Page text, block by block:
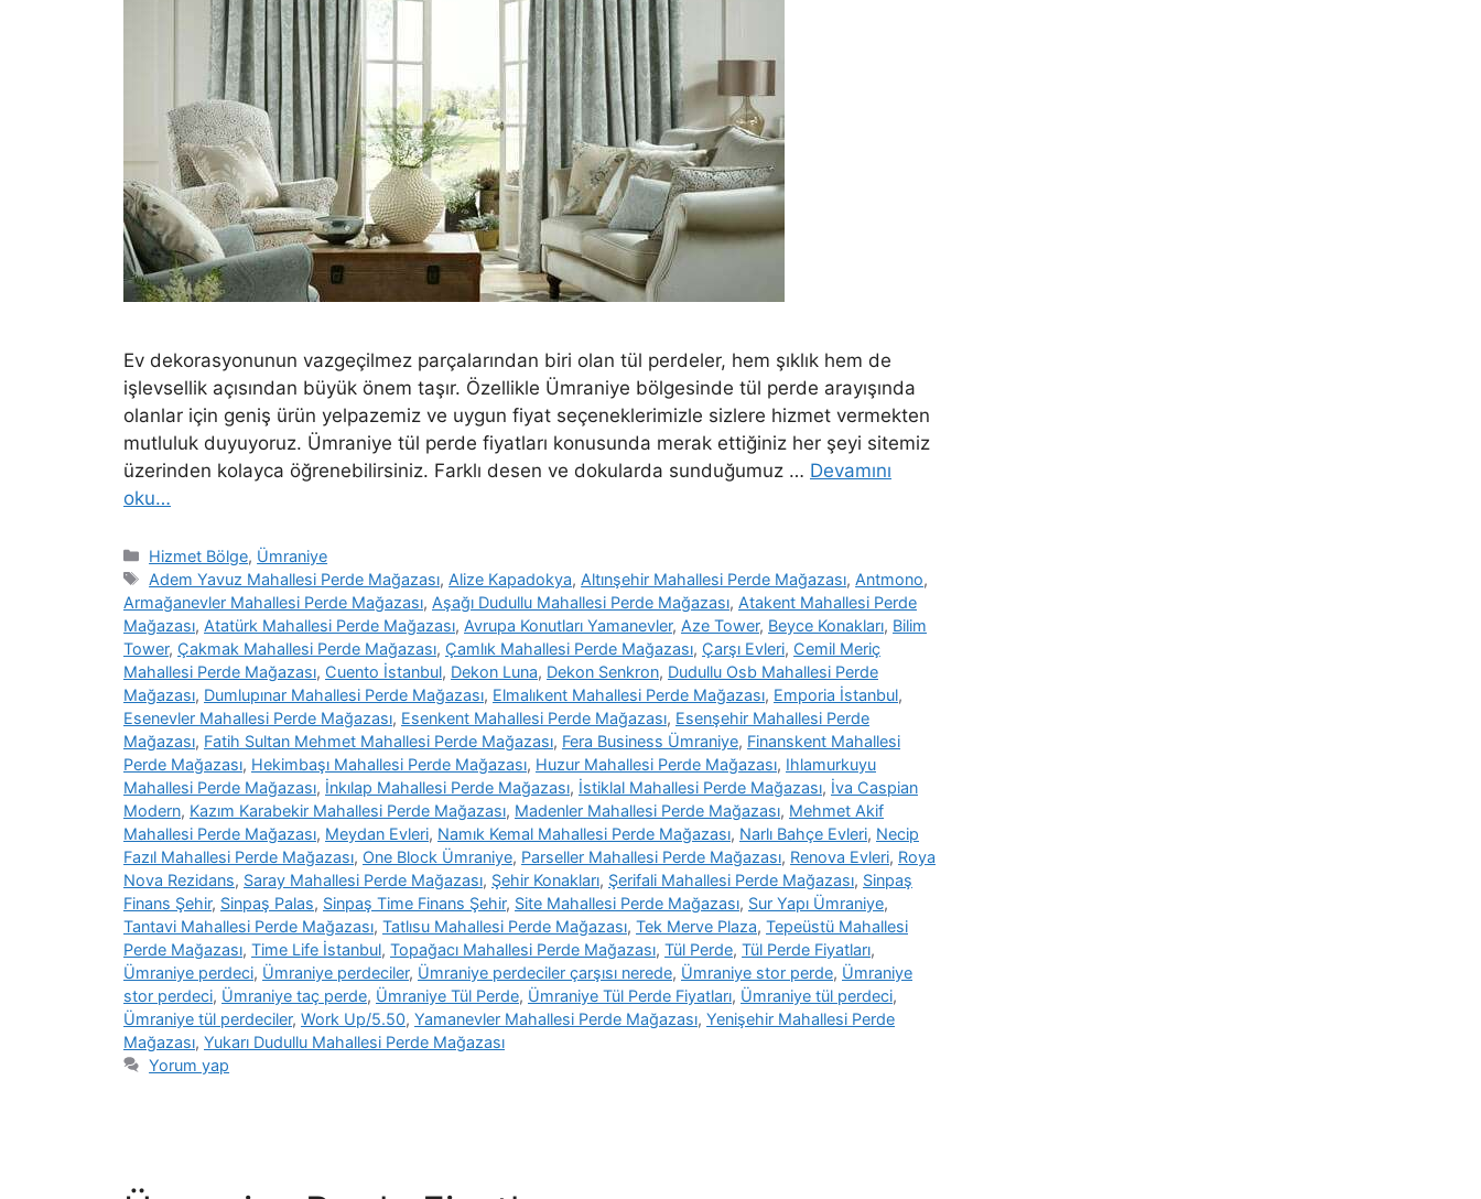
Ev dekorasyonunun vazgeçilmez parçalarından biri olan tül perdeler, hem şıklık hem de
işlevsellik açısından büyük önem taşır. Özellikle Ümraniye bölgesinde tül perde arayışında
olanlar için geniş ürün yelpazemiz ve uygun fiyat seçeneklerimizle sizlere hizmet vermekten
mutluluk duyuyoruz. Ümraniye tül perde fiyatları konusunda merak ettiğiniz her şeyi sitemiz
üzerinden kolayca öğrenebilirsiniz. Farklı desen ve dokularda sunduğumuz … Devamını
oku…
Hizmet Bölge, Ümraniye
Adem Yavuz Mahallesi Perde Mağazası, Alize Kapadokya, Altınşehir Mahallesi Perde Mağazası, Antmono,
Armağanevler Mahallesi Perde Mağazası, Aşağı Dudullu Mahallesi Perde Mağazası, Atakent Mahallesi Perde
Mağazası, Atatürk Mahallesi Perde Mağazası, Avrupa Konutları Yamanevler, Aze Tower, Beyce Konakları, Bilim
Tower, Çakmak Mahallesi Perde Mağazası, Çamlık Mahallesi Perde Mağazası, Çarşı Evleri, Cemil Meriç
Mahallesi Perde Mağazası, Cuento İstanbul, Dekon Luna, Dekon Senkron, Dudullu Osb Mahallesi Perde
Mağazası, Dumlupınar Mahallesi Perde Mağazası, Elmalıkent Mahallesi Perde Mağazası, Emporia İstanbul,
Esenevler Mahallesi Perde Mağazası, Esenkent Mahallesi Perde Mağazası, Esenşehir Mahallesi Perde
Mağazası, Fatih Sultan Mehmet Mahallesi Perde Mağazası, Fera Business Ümraniye, Finanskent Mahallesi
Perde Mağazası, Hekimbaşı Mahallesi Perde Mağazası, Huzur Mahallesi Perde Mağazası, Ihlamurkuyu
Mahallesi Perde Mağazası, İnkılap Mahallesi Perde Mağazası, İstiklal Mahallesi Perde Mağazası, İva Caspian
Modern, Kazım Karabekir Mahallesi Perde Mağazası, Madenler Mahallesi Perde Mağazası, Mehmet Akif
Mahallesi Perde Mağazası, Meydan Evleri, Namık Kemal Mahallesi Perde Mağazası, Narlı Bahçe Evleri, Necip
Fazıl Mahallesi Perde Mağazası, One Block Ümraniye, Parseller Mahallesi Perde Mağazası, Renova Evleri, Roya
Nova Rezidans, Saray Mahallesi Perde Mağazası, Şehir Konakları, Şerifali Mahallesi Perde Mağazası, Sinpaş
Finans Şehir, Sinpaş Palas, Sinpaş Time Finans Şehir, Site Mahallesi Perde Mağazası, Sur Yapı Ümraniye,
Tantavi Mahallesi Perde Mağazası, Tatlısu Mahallesi Perde Mağazası, Tek Merve Plaza, Tepeüstü Mahallesi
Perde Mağazası, Time Life İstanbul, Topağacı Mahallesi Perde Mağazası, Tül Perde, Tül Perde Fiyatları,
Ümraniye perdeci, Ümraniye perdeciler, Ümraniye perdeciler çarşısı nerede, Ümraniye stor perde, Ümraniye
stor perdeci, Ümraniye taç perde, Ümraniye Tül Perde, Ümraniye Tül Perde Fiyatları, Ümraniye tül perdeci,
Ümraniye tül perdeciler, Work Up/5.50, Yamanevler Mahallesi Perde Mağazası, Yenişehir Mahallesi Perde
Mağazası, Yukarı Dudullu Mahallesi Perde Mağazası
Yorum yap